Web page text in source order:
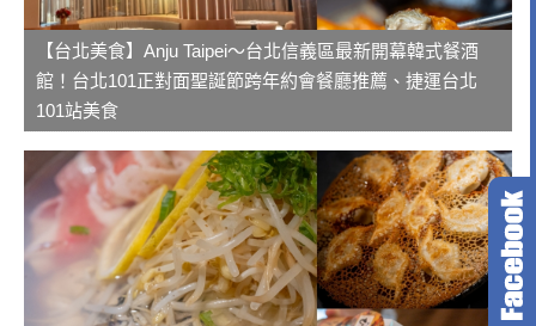
【台北美食】Anju Taipei～台北信義區最新開幕韓式餐酒
館！台北101正對面聖誕節跨年約會餐廳推薦、捷運台北
101站美食